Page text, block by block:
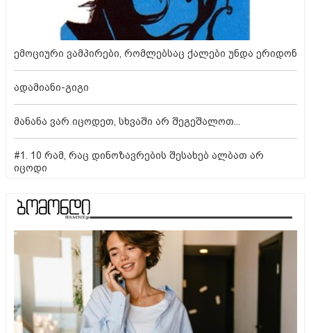
ემოციური ვამპირები, რომლებსაც ქალები უნდა ერიდონ
ადამიანი-გიგი
მანანა ვარ იცოდეთ, სხვაში არ შეგეშალოთ...
#1. 10 რამ, რაც დინოზავრების შესახებ ალბათ არ
იცოდი